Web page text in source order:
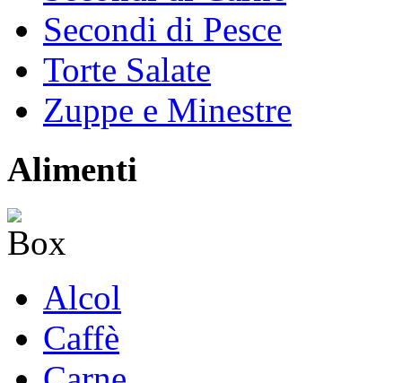
Secondi di Pesce
Torte Salate
Zuppe e Minestre
Alimenti
Alcol
Caffè